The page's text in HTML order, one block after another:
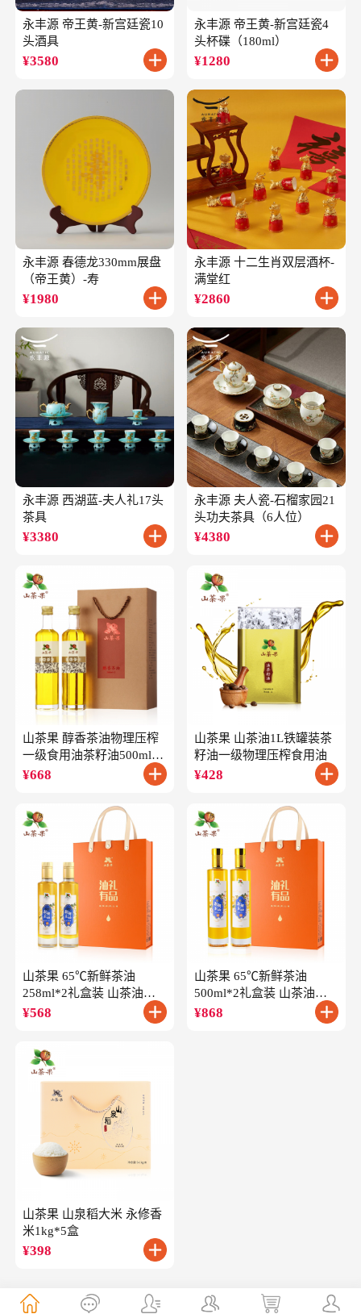
永丰源 帝王黄-新宫廷瓷10
头酒具
¥3580
永丰源 帝王黄-新宫廷瓷4
头杯碟（180ml）
¥1280
永丰源 春德龙330mm展盘
（帝王黄）-寿
¥1980
永丰源 十二生肖双层酒杯-
满堂红
¥2860
永丰源 西湖蓝-夫人礼17头
茶具
¥3380
永丰源 夫人瓷-石榴家园21
头功夫茶具（6人位）
¥4380
山茶果 醇香茶油物理压榨
一级食用油茶籽油500ml*2
礼盒
¥668
山茶果 山茶油1L铁罐装茶
籽油一级物理压榨食用油
¥428
山茶果 65℃新鲜茶油
258ml*2礼盒装 山茶油一
级冷榨油茶籽油
¥568
山茶果 65℃新鲜茶油
500ml*2礼盒装 山茶油一
级冷榨油茶籽油
¥868
山茶果 山泉稻大米 永修香
米1kg*5盒
¥398